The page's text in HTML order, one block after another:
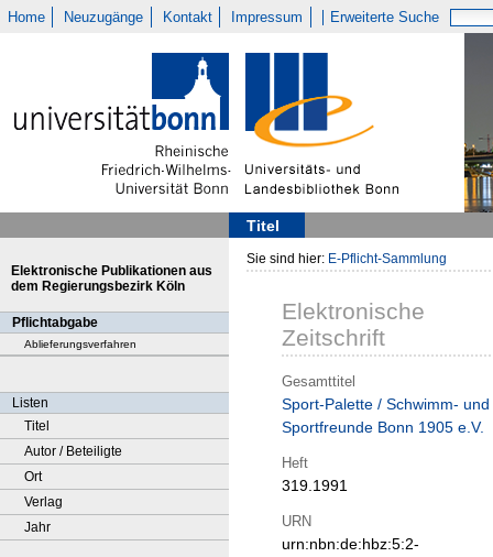
Home Neuzugänge Kontakt Impressum Erweiterte Suche
Titel
Elektronische Publikationen aus
dem Regierungsbezirk Köln
Pflichtabgabe
Ablieferungsverfahren
Listen
Titel
Autor / Beteiligte
Ort
Verlag
Jahr
Sie sind hier: E-Pflicht-Sammlung
Elektronische
Zeitschrift
Gesamttitel
Sport-Palette / Schwimm- und
Sportfreunde Bonn 1905 e.V.
Heft
319.1991
URN
urn:nbn:de:hbz:5:2-